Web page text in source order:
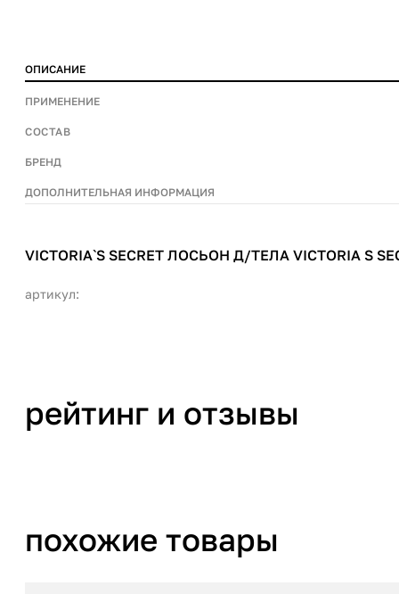
Bloom
236ml
ОПИСАНИЕ
ПРИМЕНЕНИЕ
СОСТАВ
БРЕНД
ДОПОЛНИТЕЛЬНАЯ ИНФОРМАЦИЯ
VICTORIA`S SECRET ЛОСЬОН Д/ТЕЛА VICTORIA S
артикул:
рейтинг и отзывы
похожие товары